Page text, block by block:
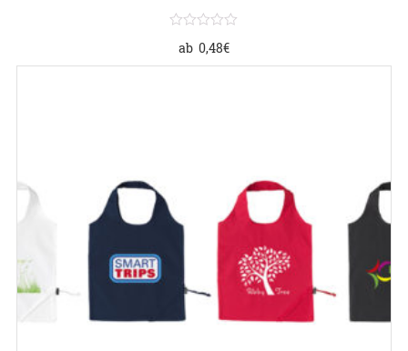
ab 0,48€